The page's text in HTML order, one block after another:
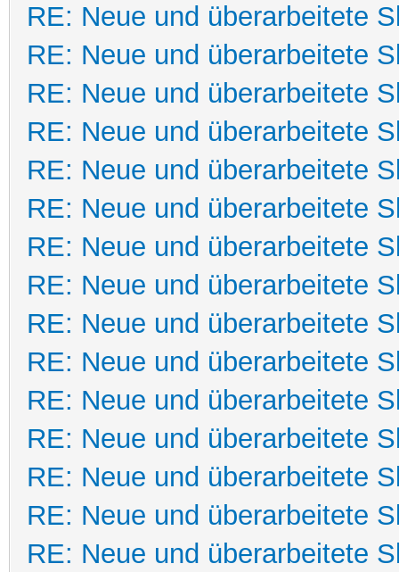
RE: Neue und überarbeitete
RE: Neue und überarbeitete
RE: Neue und überarbeitete
RE: Neue und überarbeitete
RE: Neue und überarbeitete
RE: Neue und überarbeitete
RE: Neue und überarbeitete
RE: Neue und überarbeitete
RE: Neue und überarbeitete
RE: Neue und überarbeitete
RE: Neue und überarbeitete
RE: Neue und überarbeitete
RE: Neue und überarbeitete
RE: Neue und überarbeitete
RE: Neue und überarbeitete